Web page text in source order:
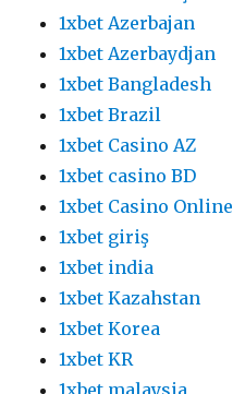
1xbet Azerbajan
1xbet Azerbaydjan
1xbet Bangladesh
1xbet Brazil
1xbet Casino AZ
1xbet casino BD
1xbet Casino Online
1xbet giriş
1xbet india
1xbet Kazahstan
1xbet Korea
1xbet KR